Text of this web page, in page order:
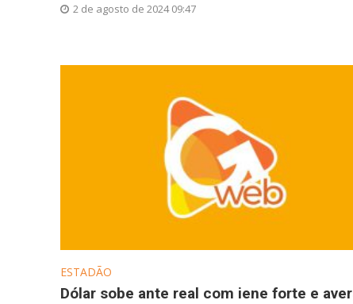
2 de agosto de 2024 09:47
ESTADÃO
Dólar sobe ante real com iene forte e